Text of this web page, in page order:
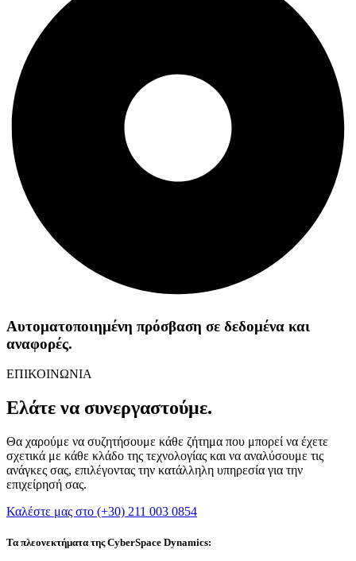
Αυτοματοποιημένη πρόσβαση σε δεδομένα και
αναφορές.
ΕΠΙΚΟΙΝΩΝΙΑ
Ελάτε να συνεργαστούμε.
Θα χαρούμε να συζητήσουμε κάθε ζήτημα που μπορεί να έχετε
σχετικά με κάθε κλάδο της τεχνολογίας και να αναλύσουμε τις
ανάγκες σας, επιλέγοντας την κατάλληλη υπηρεσία για την
επιχείρησή σας.
Καλέστε μας στο (+30) 211 003 0854
Τα πλεονεκτήματα της CyberSpace Dynamics: